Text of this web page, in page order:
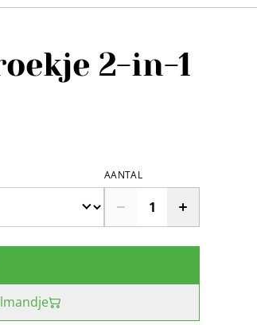
2-in-1
AANTAL